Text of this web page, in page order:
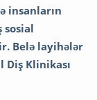
insanların
sosial
Belə layihələr
Diş Klinikası